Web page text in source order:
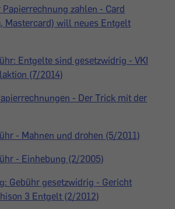
zahlen - Card
Mastercard) will neues Entgelt
Entgelte sind gesetzwidrig - VKI
(7/2014)
- Der Trick mit der
- Mahnen und drohen (5/2011)
- Einhebung (2/2005)
Gebühr gesetzwidrig - Gericht
3 Entgelt (2/2012)